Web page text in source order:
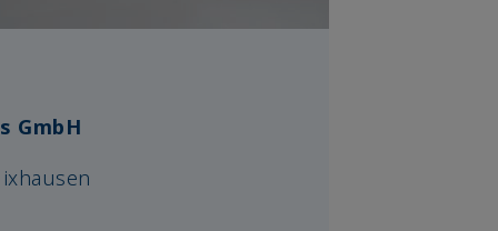
GmbH